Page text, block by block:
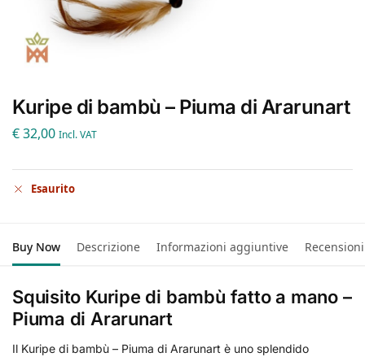
Kuripe di bambù – Piuma di Ararunart
€32,00 Incl. VAT
Esaurito
Buy Now Descrizione Informazioni aggiuntive Recensioni
Squisito Kuripe di bambù fatto a mano –
Piuma di Ararunart
Il Kuripe di bambù – Piuma di Ararunart è uno splendido